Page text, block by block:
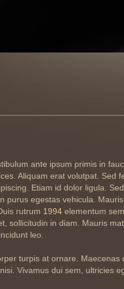
ante ipsum primis in
Aliquam erat volutpat. Sed
Etiam id dolor ligula.
purus egestas vehicula.
rutrum 1994 elementum
sollicitudin in diam. Mauris
leo.
turpis at ornare. Maecenas
Vivamus dui sem, ultricies